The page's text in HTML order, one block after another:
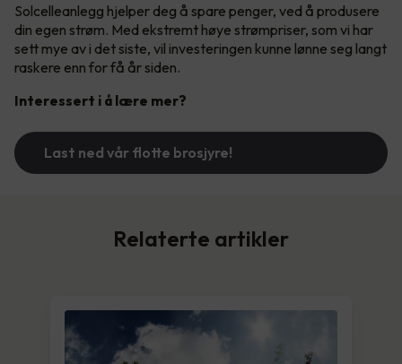
Solcelleanlegg hjelper deg å spare penger, ved å produsere
din egen strøm. Med ekstremt høye strømpriser, som vi har
sett mye av i det siste, vil investeringen kunne lønne seg langt
raskere enn for få år siden.
Interessert i å lære mer?
Last ned vår flotte brosjyre!
Relaterte artikler